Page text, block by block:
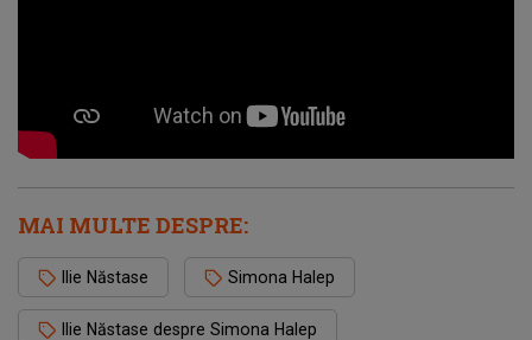
MAI MULTE DESPRE:
Ilie Năstase Simona Halep
Ilie Năstase despre Simona Halep